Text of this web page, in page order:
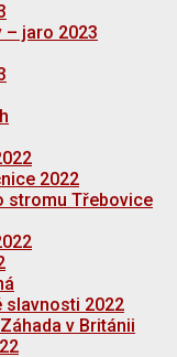
– jaro 2023
2022
stromu Třebovice
slavnosti 2022
v Británii